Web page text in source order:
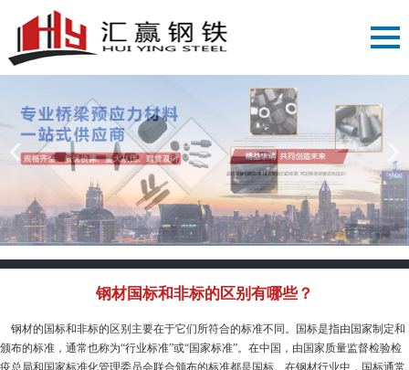
‹ ›
钢材国标和非标的区别有哪些？
钢材的国标和非标的区别主要在于它们所符合的标准不同。国标是指由国家制定和
颁布的标准，通常也称为“行业标准”或“国家标准”。在中国，由国家质量监督检验检